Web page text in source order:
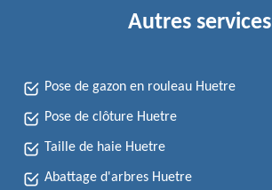
Autres services
Pose de gazon en rouleau Huetre
Pose de clôture Huetre
Taille de haie Huetre
Abattage d'arbres Huetre